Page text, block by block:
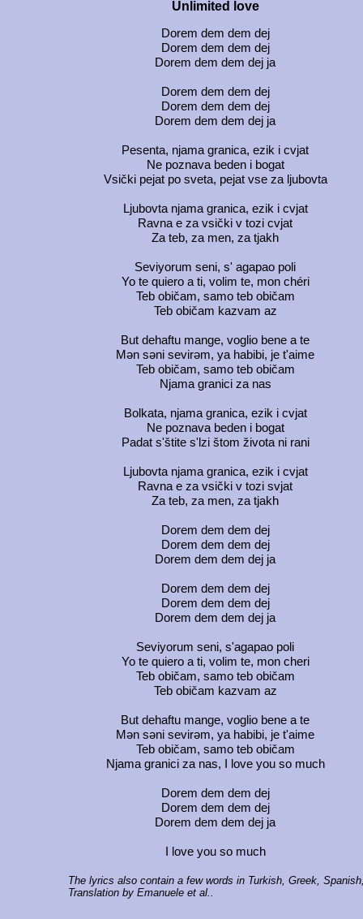
Unlimited love
Dorem dem dem dej
Dorem dem dem dej
Dorem dem dem dej ja
Dorem dem dem dej
Dorem dem dem dej
Dorem dem dem dej ja
Pesenta, njama granica, ezik i cvjat
Ne poznava beden i bogat
Vsički pejat po sveta, pejat vse za ljubovta
Ljubovta njama granica, ezik i cvjat
Ravna e za vsički v tozi cvjat
Za teb, za men, za tjakh
Seviyorum seni, s' agapao poli
Yo te quiero a ti, volim te, mon chéri
Teb običam, samo teb običam
Teb običam kazvam az
But dehaftu mange, voglio bene a te
Mən səni sevirəm, ya habibi, je t'aime
Teb običam, samo teb običam
Njama granici za nas
Bolkata, njama granica, ezik i cvjat
Ne poznava beden i bogat
Padat s'štite s'lzi štom života ni rani
Ljubovta njama granica, ezik i cvjat
Ravna e za vsički v tozi svjat
Za teb, za men, za tjakh
Dorem dem dem dej
Dorem dem dem dej
Dorem dem dem dej ja
Dorem dem dem dej
Dorem dem dem dej
Dorem dem dem dej ja
Seviyorum seni, s'agapao poli
Yo te quiero a ti, volim te, mon cheri
Teb običam, samo teb običam
Teb običam kazvam az
But dehaftu mange, voglio bene a te
Mən səni sevirəm, ya habibi, je t'aime
Teb običam, samo teb običam
Njama granici za nas, I love you so much
Dorem dem dem dej
Dorem dem dem dej
Dorem dem dem dej ja
I love you so much
The lyrics also contain a few words in Turkish, Greek,
Translation by Emanuele et al..